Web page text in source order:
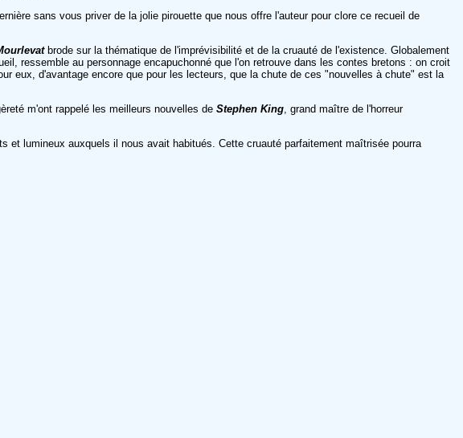
sans vous priver de la jolie pirouette que nous offre l'auteur pour clore ce recueil de
brode sur la thématique de l'imprévisibilité et de la cruauté de l'existence. Globalement
ressemble au personnage encapuchonné que l'on retrouve dans les contes bretons : on croit
eux, d'avantage encore que pour les lecteurs, que la chute de ces "nouvelles à chute" est la
m'ont rappelé les meilleurs nouvelles de Stephen King , grand maître de l'horreur
et lumineux auxquels il nous avait habitués. Cette cruauté parfaitement maîtrisée pourra